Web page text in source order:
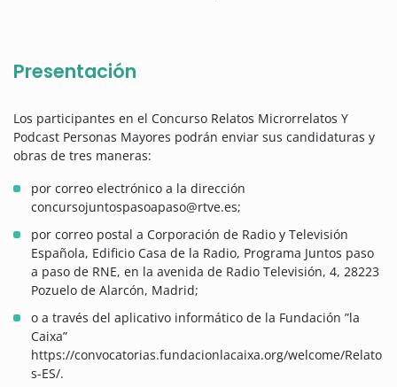
Presentación
Los participantes en el Concurso Relatos Microrrelatos Y
Podcast Personas Mayores podrán enviar sus candidaturas y
obras de tres maneras:
por correo electrónico a la dirección
concursojuntospasoapaso@rtve.es;
por correo postal a Corporación de Radio y Televisión
Española, Edificio Casa de la Radio, Programa Juntos paso
a paso de RNE, en la avenida de Radio Televisión, 4, 28223
Pozuelo de Alarcón, Madrid;
o a través del aplicativo informático de la Fundación ”la
Caixa”
https://convocatorias.fundacionlacaixa.org/welcome/Relato
s-ES/.